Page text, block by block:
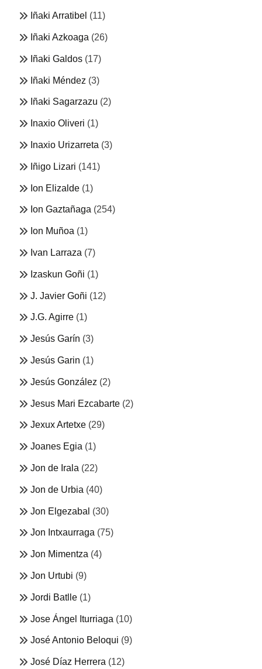
Iñaki Arratibel (11)
Iñaki Azkoaga (26)
Iñaki Galdos (17)
Iñaki Méndez (3)
Iñaki Sagarzazu (2)
Inaxio Oliveri (1)
Inaxio Urizarreta (3)
Iñigo Lizari (141)
Ion Elizalde (1)
Ion Gaztañaga (254)
Ion Muñoa (1)
Ivan Larraza (7)
Izaskun Goñi (1)
J. Javier Goñi (12)
J.G. Agirre (1)
Jesús Garín (3)
Jesús Garin (1)
Jesús González (2)
Jesus Mari Ezcabarte (2)
Jexux Artetxe (29)
Joanes Egia (1)
Jon de Irala (22)
Jon de Urbia (40)
Jon Elgezabal (30)
Jon Intxaurraga (75)
Jon Mimentza (4)
Jon Urtubi (9)
Jordi Batlle (1)
Jose Ángel Iturriaga (10)
José Antonio Beloqui (9)
José Díaz Herrera (12)